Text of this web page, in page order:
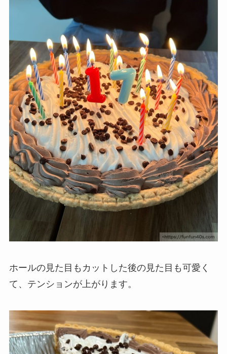
ホールの見た目もカットした後の見た目も可愛く
て、テンションが上がります。